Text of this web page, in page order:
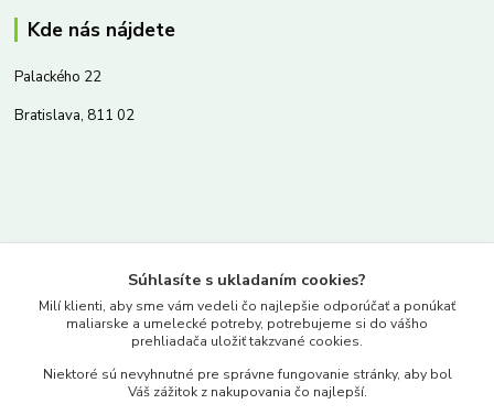
Kde nás nájdete
Palackého 22
Bratislava, 811 02
www.merkantil.sk
Pondelok-Piatok: 9.00-17.00hod.
Súhlasíte s ukladaním cookies?
Milí klienti, aby sme vám vedeli čo najlepšie odporúčať a ponúkať
maliarske a umelecké potreby, potrebujeme si do vášho
prehliadača uložiť takzvané cookies.
Niektoré sú nevyhnutné pre správne fungovanie stránky, aby bol
Váš zážitok z nakupovania čo najlepší.